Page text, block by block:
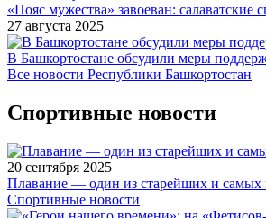
«Пояс мужества» завоеван:
27 августа 2025
В Башкортостане обсудили меры
Все новости Республики Башкортостан
Спортивные новости
20 сентября 2025
Плавание — один из старейших и самых
Спортивные новости